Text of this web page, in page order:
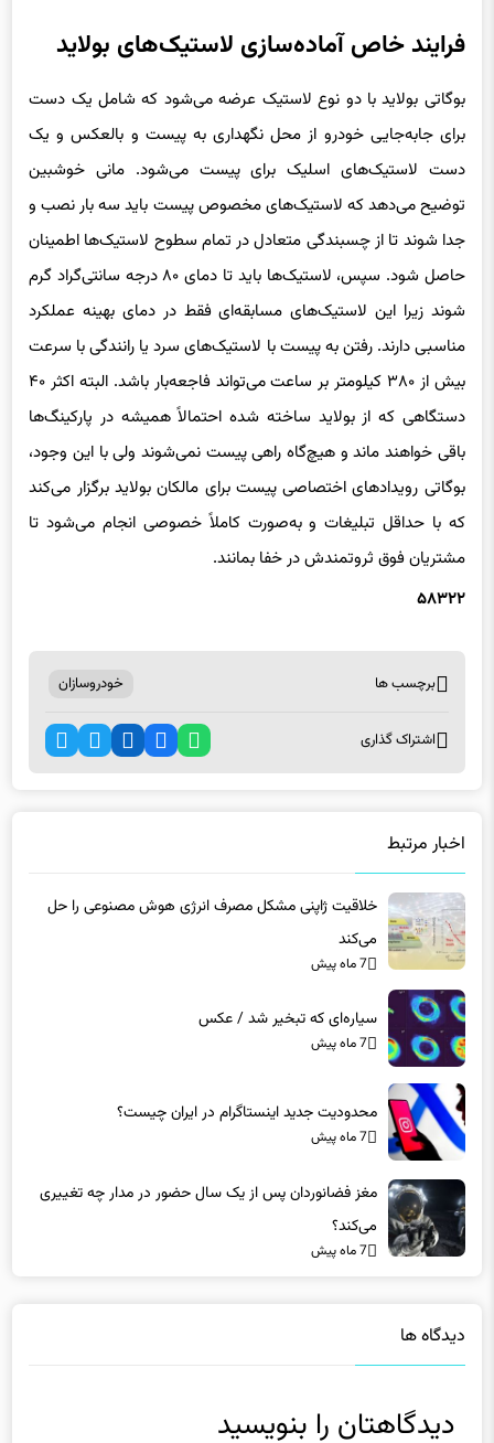
فرایند خاص آماده‌سازی لاستیک‌های بولاید
بوگاتی بولاید با دو نوع لاستیک عرضه می‌شود که شامل یک دست
برای جابه‌جایی خودرو از محل نگهداری به پیست و بالعکس و یک
دست لاستیک‌های اسلیک برای پیست می‌شود. مانی خوشبین
توضیح می‌دهد که لاستیک‌های مخصوص پیست باید سه بار نصب و
جدا شوند تا از چسبندگی متعادل در تمام سطوح لاستیک‌ها اطمینان
حاصل شود. سپس، لاستیک‌ها باید تا دمای ۸۰ درجه سانتی‌گراد گرم
شوند زیرا این لاستیک‌های مسابقه‌ای فقط در دمای بهینه عملکرد
مناسبی دارند. رفتن به پیست با لاستیک‌های سرد یا رانندگی با سرعت
بیش از ۳۸۰ کیلومتر بر ساعت می‌تواند فاجعه‌بار باشد. البته اکثر ۴۰
دستگاهی که از بولاید ساخته شده احتمالاً همیشه در پارکینگ‌ها
باقی خواهند ماند و هیچ‌گاه راهی پیست نمی‌شوند ولی با این‌ وجود،
بوگاتی رویدادهای اختصاصی پیست برای مالکان بولاید برگزار می‌کند
که با حداقل تبلیغات و به‌صورت کاملاً خصوصی انجام می‌شود تا
مشتریان فوق ثروتمندش در خفا بمانند.
۵۸۳۲۲
برچسب ها خودروسازان
اشتراک گذاری
اخبار مرتبط
خلاقیت ژاپنی مشکل مصرف انرژی هوش مصنوعی را حل
می‌کند
7 ماه پیش
سیاره‌ای که تبخیر شد / عکس
7 ماه پیش
محدودیت جدید اینستاگرام در ایران چیست؟
7 ماه پیش
مغز فضانوردان پس از یک سال حضور در مدار چه تغییری
می‌کند؟
7 ماه پیش
دیدگاه ها
دیدگاهتان را بنویسید